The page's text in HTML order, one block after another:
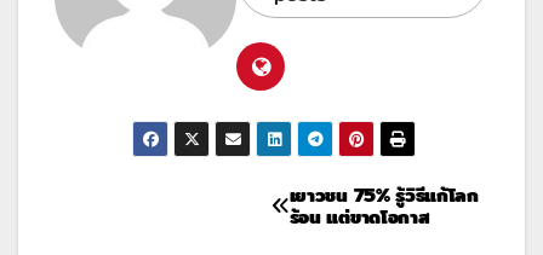
เยาวชน 75% รู้วิธีแก้โลก
ร้อน แต่ขาดโอกาส